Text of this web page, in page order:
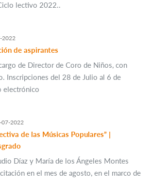
lectivo 2022..
2022
de aspirantes
de Director de Coro de Niños, con
Inscripciones del 28 de Julio al 6 de
electrónico
07-2022
de las Músicas Populares” |
Díaz y María de los Ángeles Montes
en el mes de agosto, en el marco de